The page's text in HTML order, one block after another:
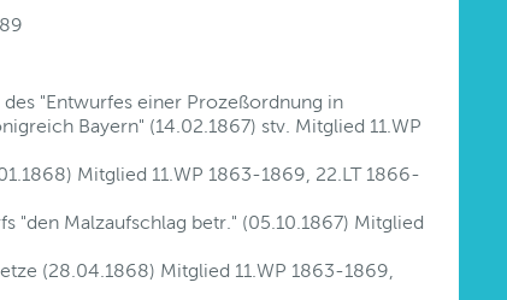
"Entwurfes einer Prozeßordnung in
Bayern" (14.02.1867) stv. Mitglied 11.WP
Mitglied 11.WP 1863-1869, 22.LT 1866-
"den Malzaufschlag betr." (05.10.1867) Mitglied
(28.04.1868) Mitglied 11.WP 1863-1869,